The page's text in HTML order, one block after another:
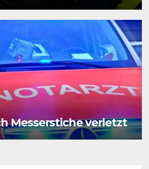
Messerstiche verletzt